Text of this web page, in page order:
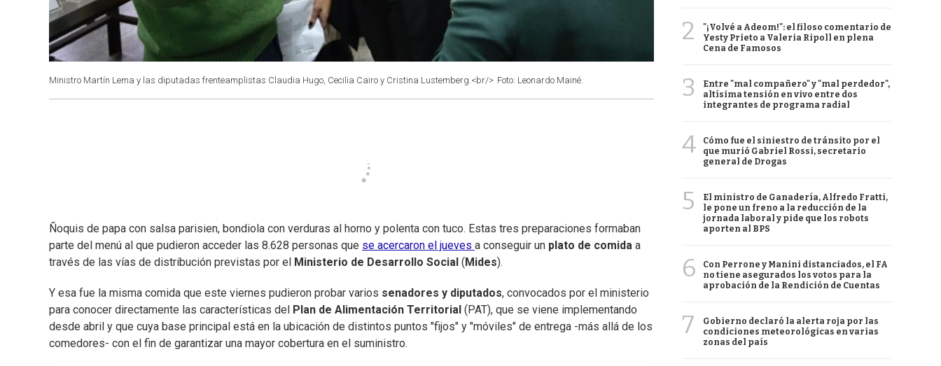
Ministro Martín Lema y las diputadas frenteamplistas Claudia Hugo, Cecilia Cairo y Cristina Lustemberg.<br/> Foto: Leonardo Mainé.
Ñoquis de papa con salsa parisien, bondiola con verduras al horno y polenta con tuco. Estas tres preparaciones formaban
parte del menú al que pudieron acceder las 8.628 personas que se acercaron el jueves a conseguir un plato de comida a
través de las vías de distribución previstas por el
Ministerio de Desarrollo Social ( Mides).
Y esa fue la misma comida que este viernes pudieron probar varios senadores y diputados, convocados por el ministerio
para conocer directamente las características del
Plan de Alimentación Territorial (PAT), que se viene implementando
desde abril y que cuya base principal está en la ubicación de distintos puntos "fijos" y "móviles" de entrega -más allá de los
comedores- con el fin de garantizar una mayor cobertura en el suministro.
2
"¡Volvé a Adeom!": el filoso comentario de
Yesty Prieto a Valeria Ripoll en plena
Cena de Famosos
3
Entre "mal compañero" y "mal perdedor",
altísima tensión en vivo entre dos
integrantes de programa radial
4
Cómo fue el siniestro de tránsito por el
que murió Gabriel Rossi, secretario
general de Drogas
5
El ministro de Ganadería, Alfredo Fratti,
le pone un freno a la reducción de la
jornada laboral y pide que los robots
aporten al BPS
6
Con Perrone y Manini distanciados, el FA
no tiene asegurados los votos para la
aprobación de la Rendición de Cuentas
7
Gobierno declaró la alerta roja por las
condiciones meteorológicas en varias
zonas del país